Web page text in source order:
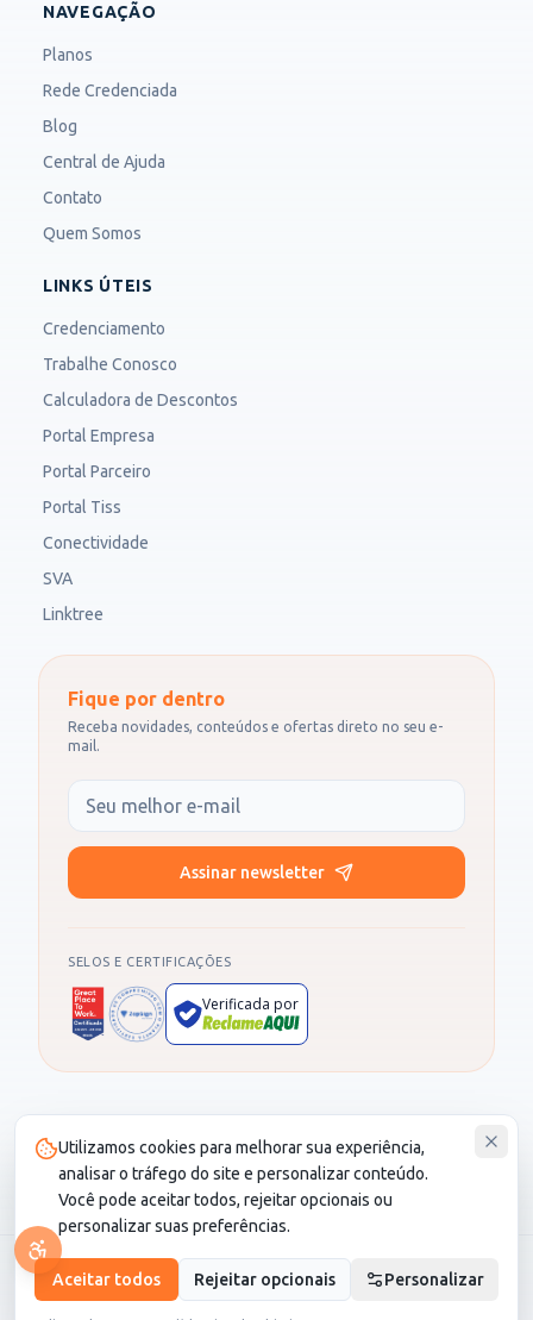
NAVEGAÇÃO
Planos
Rede Credenciada
Blog
Central de Ajuda
Contato
Quem Somos
LINKS ÚTEIS
Credenciamento
Trabalhe Conosco
Calculadora de Descontos
Portal Empresa
Portal Parceiro
Portal Tiss
Conectividade
SVA
Linktree
Fique por dentro
Receba novidades, conteúdos e ofertas direto no seu e-
mail.
Seu e-mail
Assinar newsletter
SELOS E CERTIFICAÇÕES
Verificada por
30.987.115/0001-82. CS Saúde é um cartão de desconto e não é um
plano de saúde.
© 2026 CS Saúde. Todos os direitos reservados.
LGPD•Termo de Seguro
Utilizamos cookies para melhorar sua experiência,
analisar o tráfego do site e personalizar conteúdo.
Você pode aceitar todos, rejeitar opcionais ou
personalizar suas preferências.
Aceitar todos Rejeitar opcionais Personalizar